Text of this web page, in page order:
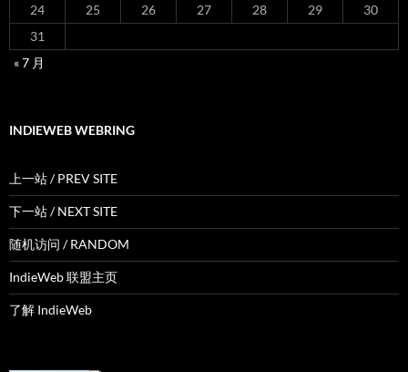
24
25 26 27 28 29
30
31
« 7 月
INDIEWEB WEBRING
上一站 / PREV SITE
下一站 / NEXT SITE
随机访问 / RANDOM
IndieWeb 联盟主页
了解 IndieWeb